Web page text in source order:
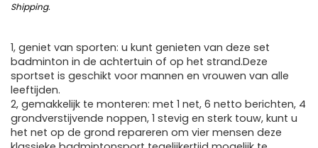
Shipping.
1, geniet van sporten: u kunt genieten van deze set
badminton in de achtertuin of op het strand.Deze
sportset is geschikt voor mannen en vrouwen van alle
leeftijden.
2, gemakkelijk te monteren: met 1 net, 6 netto berichten, 4
grondverstijvende noppen, 1 stevig en sterk touw, kunt u
het net op de grond repareren om vier mensen deze